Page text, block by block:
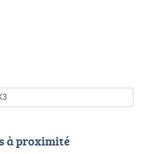
à proximité